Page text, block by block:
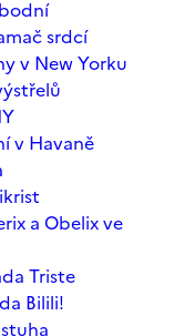
srdcí
v New Yorku
v Havaně
a Obelix ve
Triste
Bilili!